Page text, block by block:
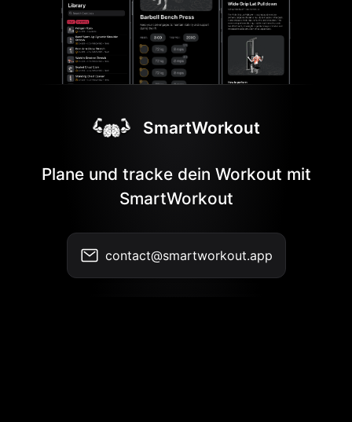
SmartWorkout
Plane und tracke dein Workout mit
SmartWorkout
contact@smartworkout.app